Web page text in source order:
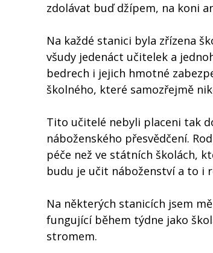
zdolávat buď džípem, na koni
Na každé stanici byla zřízena
všudy jedenáct učitelek a
bedrech i jejich hmotné
školného, které samozřejmě
Tito učitelé nebyli placeni tak
náboženského přesvědčení.
péče než ve státních školách,
budu je učit náboženství a to i
Na některých stanicích jsem
fungující během týdne jako
stromem.